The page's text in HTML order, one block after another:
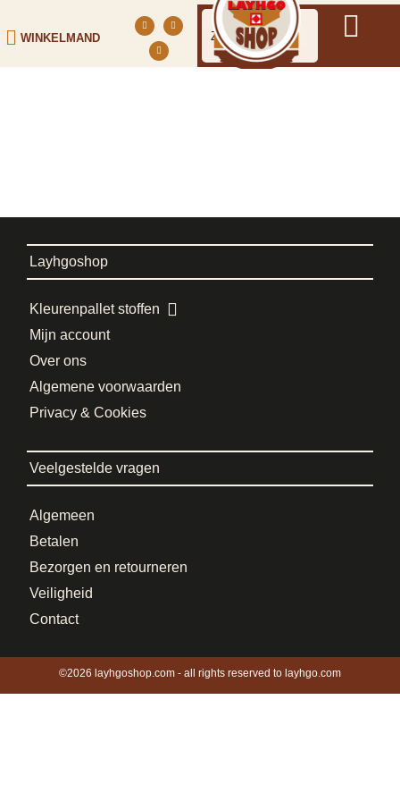
WINKELMAND
Layhgoshop
Kleurenpallet stoffen
Mijn account
Over ons
Algemene voorwaarden
Privacy & Cookies
Veelgestelde vragen
Algemeen
Betalen
Bezorgen en retourneren
Veiligheid
Contact
©2026 layhgoshop.com - all rights reserved to layhgo.com